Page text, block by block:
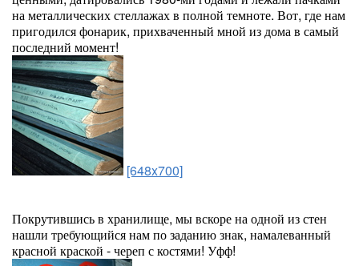
на металлических стеллажах в полной темноте. Вот, где нам
пригодился фонарик, прихваченный мной из дома в самый
последний момент!
[648x700]
Покрутившись в хранилище, мы вскоре на одной из стен
нашли требующийся нам по заданию знак, намалеванный
красной краской - череп с костями! Уфф!